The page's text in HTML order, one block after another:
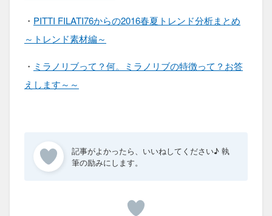
・ PITTI FILATI76からの2016春夏トレンド分析まとめ
～トレンド素材編～
・ ミラノリブって？何。ミラノリブの特徴って？お答
えします～～